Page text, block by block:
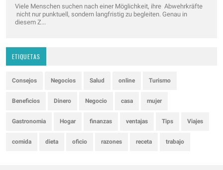
Viele Menschen suchen nach einer Möglichkeit, ihre Abwehrkräfte
nicht nur punktuell, sondern langfristig zu begleiten. Genau in
diesem Z...
ETIQUETAS
Consejos Negocios Salud online Turismo
Beneficios Dinero Negocio casa mujer
Gastronomia Hogar finanzas ventajas Tips Viajes
comida dieta oficio razones receta trabajo